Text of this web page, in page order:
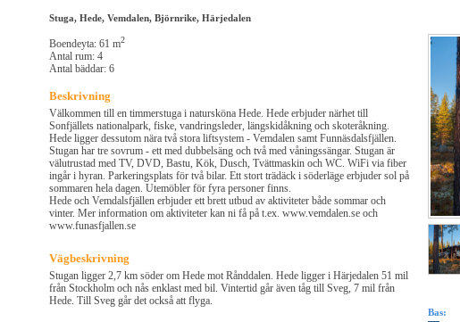
Stuga, Hede, Vemdalen, Björnrike, Härjedalen
Boendeyta: 61 m2
Antal rum: 4
Antal bäddar: 6
Beskrivning
Välkommen till en timmerstuga i natursköna Hede. Hede erbjuder närhet till
Sonfjällets nationalpark, fiske, vandringsleder, längskidåkning och skoteråkning.
Hede ligger dessutom nära två stora liftsystem - Vemdalen samt Funnäsdalsfjällen.
Stugan har tre sovrum - ett med dubbelsäng och två med våningssängar. Stugan är
välutrustad med TV, DVD, Bastu, Kök, Dusch, Tvättmaskin och WC. WiFi via fiber
ingår i hyran. Parkeringsplats för två bilar. Ett stort trädäck i söderläge erbjuder sol på
sommaren hela dagen. Utemöbler för fyra personer finns.
Hede och Vemdalsfjällen erbjuder ett brett utbud av aktiviteter både sommar och
vinter. Mer information om aktiviteter kan ni få på t.ex. www.vemdalen.se och
www.funasfjallen.se
Vägbeskrivning
Stugan ligger 2,7 km söder om Hede mot Rånddalen. Hede ligger i Härjedalen 51 mil
från Stockholm och nås enklast med bil. Vintertid går även tåg till Sveg, 7 mil från
Hede. Till Sveg går det också att flyga.
Bas: